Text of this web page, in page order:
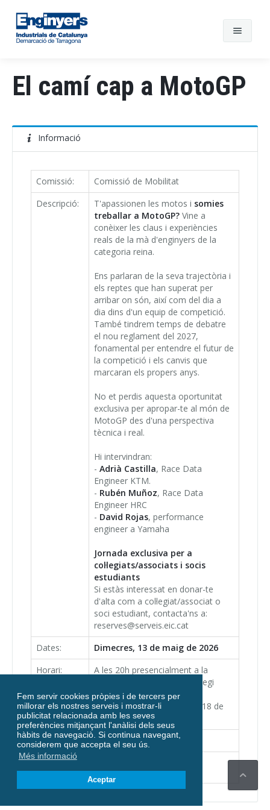
Fem servir cookies pròpies i de tercers per
millorar els nostres serveis i mostrar-li
publicitat relacionada amb les seves
preferències mitjançant l'anàlisi dels seus
hàbits de navegaciò. Si continua navegant,
considerem que accepta el seu ús.
Més informació
Aceptar
El camí cap a MotoGP
Informació
Comissió:
Comissió de Mobilitat
Descripció:
T'apassionen les motos i somies
treballar a MotoGP? Vine a
conèixer les claus i experiències
reals de la mà d'enginyers de la
categoria reina.
Ens parlaran de la seva trajectòria i
els reptes que han superat per
arribar on són, així com del dia a
dia dins d'un equip de competició.
També tindrem temps de debatre
el nou reglament del 2027,
fonamental per entendre el futur de
la competició i els canvis que
marcaran els propers anys.
No et perdis aquesta oportunitat
exclusiva per apropar-te al món de
MotoGP des d'una perspectiva
tècnica i real.
Hi intervindran:
- Adrià Castilla, Race Data
Engineer KTM.
- Rubén Muñoz, Race Data
Engineer HRC
- David Rojas, performance
engineer a Yamaha
Jornada exclusiva per a
col·legiats/associats i socis
estudiants
Si estàs interessat en donar-te
d'alta com a col·legiat/associat o
soci estudiant, contacta'ns a:
reserves@serveis.eic.cat
Dates:
Dimecres, 13 de maig de 2026
Horari:
A les 20h presencialment a la
Delegació del Vallès del Col·legi
d'Enginyers Industrials de
Catalunya. Carrer Indústria, 18 de
Sabadell
Inscripcions:
Període inscripció tancat
Places limitades.